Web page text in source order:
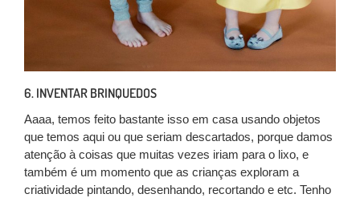
6. INVENTAR BRINQUEDOS
Aaaa, temos feito bastante isso em casa usando objetos
que temos aqui ou que seriam descartados, porque damos
atenção à coisas que muitas vezes iriam para o lixo, e
também é um momento que as crianças exploram a
criatividade pintando, desenhando, recortando e etc. Tenho